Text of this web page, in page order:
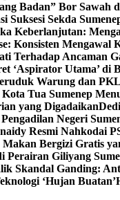
Badan” Bor
Suksesi Sekda
Keberlanjutan:
Konsisten
Terhadap Ancaman
‘Aspirator Utama’ di
Warung dan
Tua Sumenep
yang Digadaikan
Negeri
Resmi Nahkodai
Bergizi Gratis
Giliyang
Skandal Ganding:
‘Hujan Buatan’